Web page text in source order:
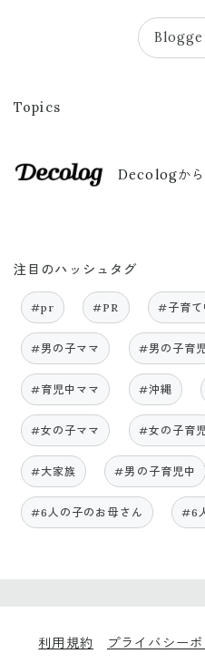
Topics
Decologから
注目のハッシュタグ
#pr #PR #子育て
#男の子ママ #男の子育
#育児中ママ #沖縄
#女の子ママ #女の子育
#大家族 #男の子育児中
#6人の子のお母さん #6
利用規約 プライバシー